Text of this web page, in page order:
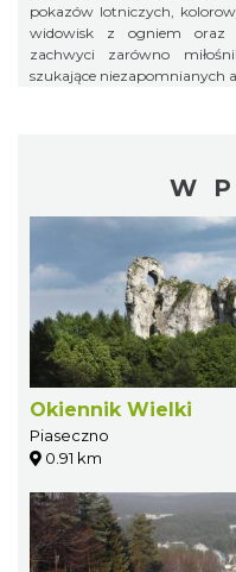
pokazów lotniczych,
widowisk z ogniem oraz
zachwyci zarówno
szukające niezapomnianych
W
Okiennik Wielki
Piaseczno
0.91 km